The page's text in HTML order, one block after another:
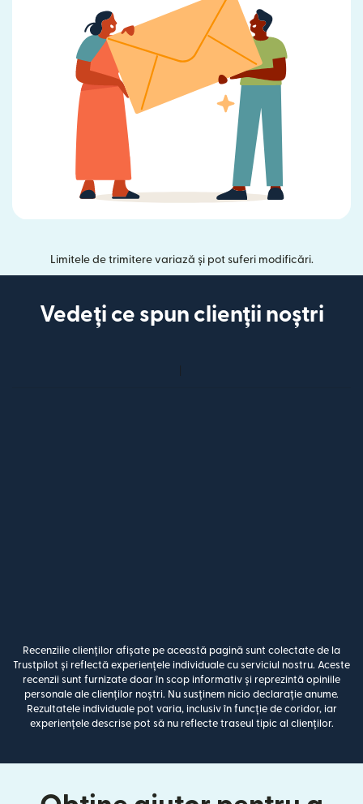
Limitele de trimitere variază și pot suferi modificări.
Vedeți ce spun clienții noștri
Recenziile clienților afișate pe această pagină sunt colectate de la
Trustpilot și reflectă experiențele individuale cu serviciul nostru. Aceste
recenzii sunt furnizate doar în scop informativ și reprezintă opiniile
personale ale clienților noștri. Nu susținem nicio declarație anume.
Rezultatele individuale pot varia, inclusiv în funcție de coridor, iar
experiențele descrise pot să nu reflecte traseul tipic al clienților.